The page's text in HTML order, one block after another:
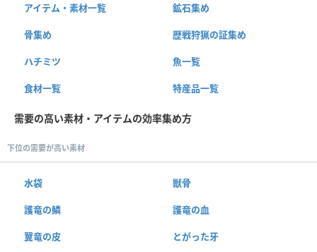
アイテム・素材一覧 鉱石集め
骨集め 歴戦狩猟の証集め
ハチミツ 魚一覧
食材一覧 特産品一覧
需要の高い素材・アイテムの効率集め方
下位の需要が高い素材
水袋 獣骨
護竜の鱗 護竜の血
翼竜の皮 とがった牙